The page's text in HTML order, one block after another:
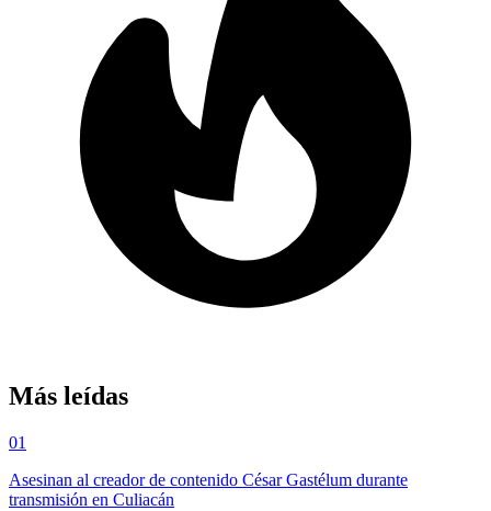
Más leídas
01
Asesinan al creador de contenido César Gastélum durante
transmisión en Culiacán